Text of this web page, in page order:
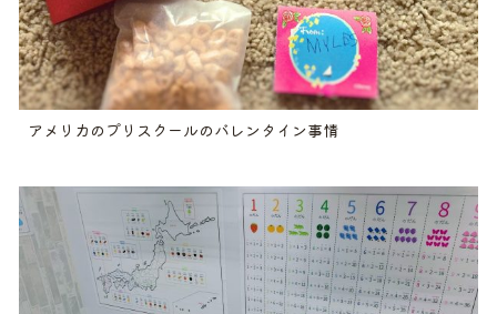
アメリカのプリスクールのバレンタイン事情